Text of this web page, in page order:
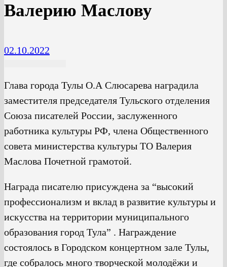
Валерию Маслову
02.10.2022
Глава города Тулы О.А Слюсарева наградила
заместителя председателя Тульского отделения
Союза писателей России, заслуженного
работника культуры РФ, члена Общественного
совета министерства культуры ТО Валерия
Маслова Почетной грамотой.
Награда писателю присуждена за “высокий
профессионализм и вклад в развитие культуры и
искусства на территории муниципального
образования город Тула” . Награждение
состоялось в Городском концертном зале Тулы,
где собралось много творческой молодёжи и